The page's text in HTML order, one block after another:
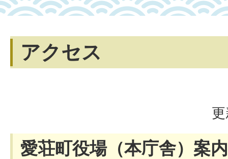
アクセス
愛荘町役場（本庁舎）案内